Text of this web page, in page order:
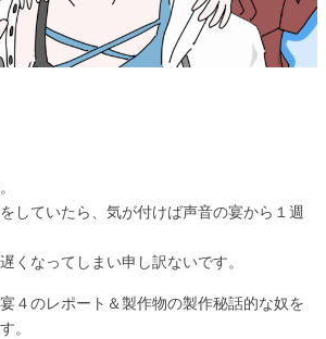
していたら、気が付けば声音の宴から１週
くなってしまい申し訳ないです。
４のレポート＆製作物の製作秘話的な奴を
。